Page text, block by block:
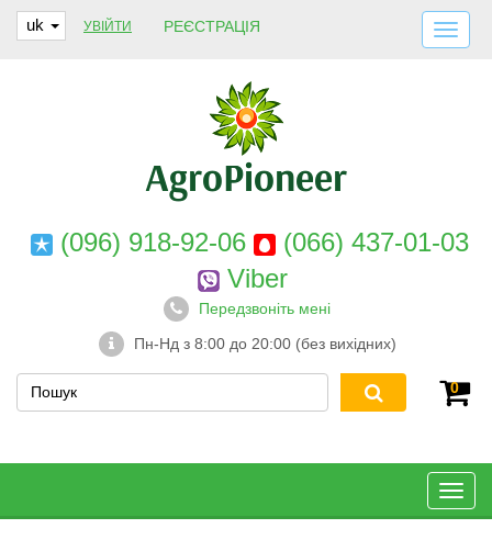
uk УВІЙТИ РЕЄСТРАЦІЯ
ДОСТАВКА І ОПЛАТА
ПРО НАС
ГАРАНТІЇ
КОНТАКТИ
(096) 918-92-06
(066) 437-01-03
Viber
Передзвоніть мені
Пн-Нд з 8:00 до 20:00 (без вихідних)
0